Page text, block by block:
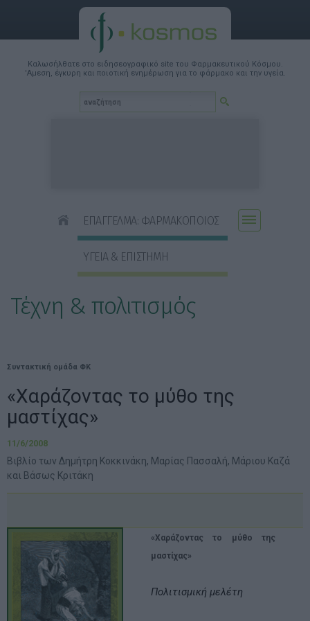
Καλωσήλθατε στο ειδησεογραφικό site του Φαρμακευτικού Κόσμου.
'Αμεση, έγκυρη και ποιοτική ενημέρωση για το φάρμακο και την υγεία.
ΕΠΑΓΓΕΛΜΑ: ΦΑΡΜΑΚΟΠΟΙΟΣ
ΥΓΕΙΑ & ΕΠΙΣΤΗΜΗ
Τέχνη & πολιτισμός
Συντακτική ομάδα ΦΚ
«Χαράζοντας το μύθο της
μαστίχας»
11/6/2008
Βιβλίο των Δημήτρη Κοκκινάκη, Μαρίας Πασσαλή, Μάριου Καζά
και Βάσως Κριτάκη
«Χαράζοντας το μύθο της
μαστίχας»
Πολιτισμική μελέτη